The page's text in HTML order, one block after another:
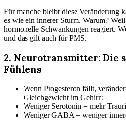
Für manche bleibt diese Veränderung
es wie ein innerer Sturm. Warum?
hormonelle Schwankungen reagiert.
und das gilt auch für PMS.
2. Neurotransmitter: Die
Fühlens
Wenn Progesteron fällt,
Gleichgewicht im Gehirn:
Weniger Serotonin = mehr
Weniger GABA = weniger